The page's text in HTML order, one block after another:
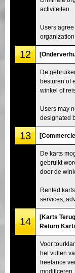
activiteiten.
Users
12
De
besturen of
winkel of
Users may
designated
13
De karts
gebruikt
door de
Rented
services,
14
[Karts
Return
Voor
het vullen
freelance